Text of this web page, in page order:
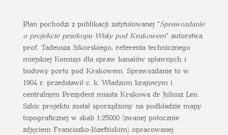
Plan pochodzi z publikacji zatytułowanej “Sprawozdanie
o projekcie przekopu Wisły pod Krakowem” autorstwa
prof. Tadeusza Sikorskiego, referenta technicznego
miejskiej Komisyi dla spraw kanałów spławnych i
budowy portu pod Krakowem. Sprawozdanie to w
1904 r. przedstawił c. k. Władzom krajowym i
centralnym Prezydent miasta Krakowa dr Juliusz Leo.
Szkic projektu został sporządzony na podkładzie mapy
topograficznej w skali 1:25000 (zwanej potocznie
zdjęciem Franciszko-Józefińskim) opracowanej